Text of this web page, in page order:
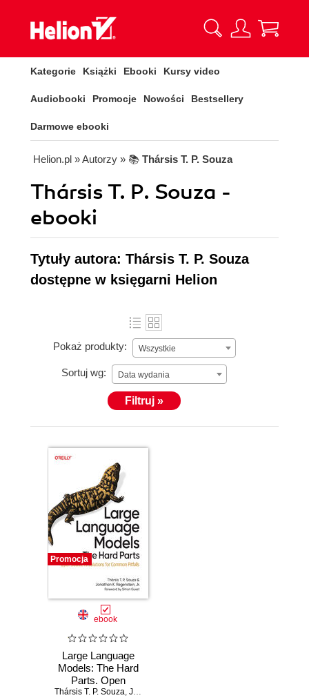
Kategorie Książki Ebooki Kursy video
Audiobooki Promocje Nowości Bestsellery
Darmowe ebooki
Helion.pl » Autorzy » 📚 Thársis T. P. Souza
Thársis T. P. Souza -
ebooki
Tytuły autora: Thársis T. P. Souza
dostępne w księgarni Helion
Pokaż produkty: Wszystkie
Sortuj wg: Data wydania
Filtruj »
Promocja
ebook
Large Language
Models: The Hard
Parts. Open
Source AI
Thársis T. P. Souza, Jr. Jonathan K. Regenstein